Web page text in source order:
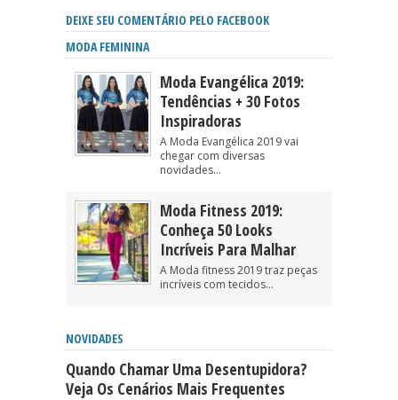
DEIXE SEU COMENTÁRIO PELO FACEBOOK
MODA FEMININA
Moda Evangélica 2019:
Tendências + 30 Fotos
Inspiradoras
A Moda Evangélica 2019 vai
chegar com diversas
novidades...
Moda Fitness 2019:
Conheça 50 Looks
Incríveis Para Malhar
A Moda fitness 2019 traz peças
incríveis com tecidos...
NOVIDADES
Quando Chamar Uma Desentupidora?
Veja Os Cenários Mais Frequentes